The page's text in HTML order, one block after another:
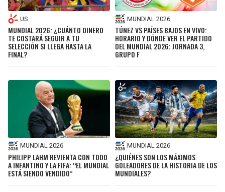
US
MUNDIAL 2026: ¿CUÁNTO DINERO
TE COSTARÁ SEGUIR A TU
SELECCIÓN SI LLEGA HASTA LA
FINAL?
MUNDIAL 2026
TÚNEZ VS PAÍSES BAJOS EN VIVO:
HORARIO Y DÓNDE VER EL PARTIDO
DEL MUNDIAL 2026; JORNADA 3,
GRUPO F
MUNDIAL 2026
PHILIPP LAHM REVIENTA CON TODO
A INFANTINO Y LA FIFA: “EL MUNDIAL
ESTÁ SIENDO VENDIDO”
MUNDIAL 2026
¿QUIÉNES SON LOS MÁXIMOS
GOLEADORES DE LA HISTORIA DE LOS
MUNDIALES?